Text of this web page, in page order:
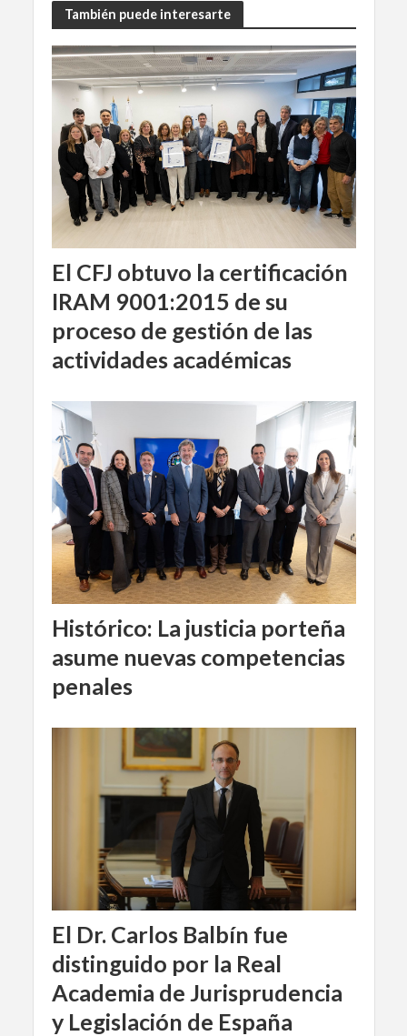
También puede interesarte
El CFJ obtuvo la certificación
IRAM 9001:2015 de su
proceso de gestión de las
actividades académicas
Histórico: La justicia porteña
asume nuevas competencias
penales
El Dr. Carlos Balbín fue
distinguido por la Real
Academia de Jurisprudencia
y Legislación de España